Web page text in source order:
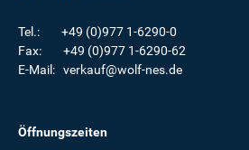
Tel.: +49 (0)977 1-6290-0
Fax: +49 (0)977 1-6290-62
E-Mail: verkauf@wolf-nes.de
Öffnungszeiten